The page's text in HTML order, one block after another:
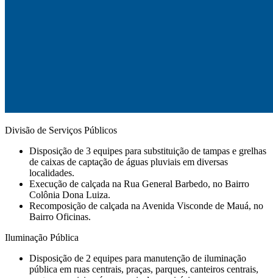
Divisão de Serviços Públicos
Disposição de 3 equipes para substituição de tampas e grelhas
de caixas de captação de águas pluviais em diversas
localidades.
⁠Execução de calçada na Rua General Barbedo, no Bairro
Colônia Dona Luiza.
⁠Recomposição de calçada na Avenida Visconde de Mauá, no
Bairro Oficinas.
Iluminação Pública
Disposição de 2 equipes para manutenção de iluminação
pública em ruas centrais, praças, parques, canteiros centrais,